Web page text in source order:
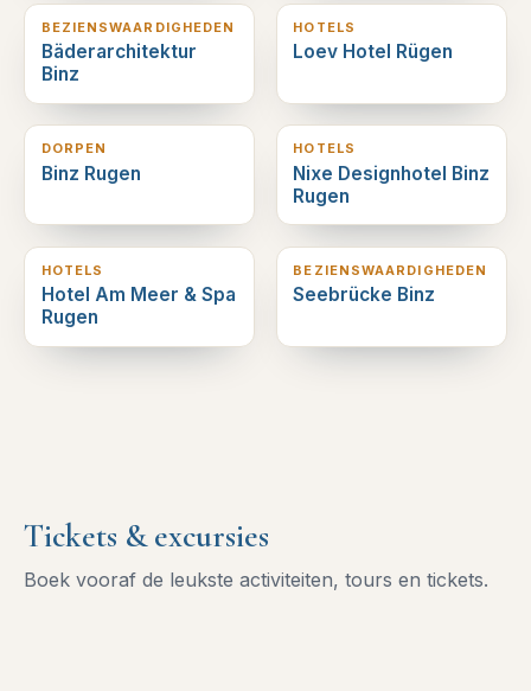
BEZIENSWAARDIGHEDEN
Bäderarchitektur
Binz
HOTELS
Loev Hotel Rügen
0 km verderop
DORPEN
Binz Rugen
0 km verderop
HOTELS
Nixe Designhotel Binz
Rugen
0 km verderop
HOTELS
Hotel Am Meer & Spa
Rugen
0 km verderop
BEZIENSWAARDIGHEDEN
Seebrücke Binz
Tickets & excursies
Boek vooraf de leukste activiteiten, tours en tickets.